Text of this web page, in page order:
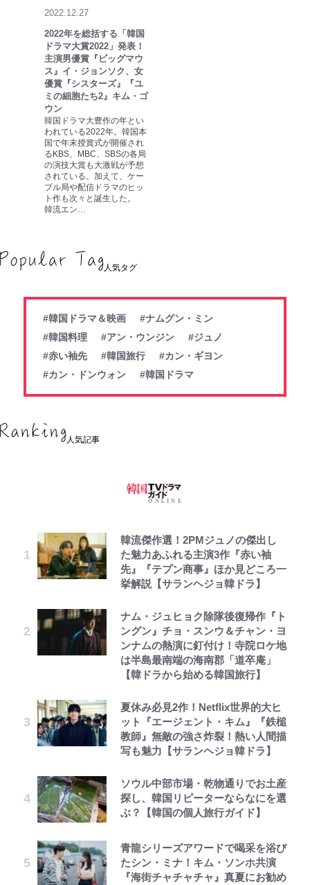
2022.12.27
2022年を総括する「韓国
ドラマ大賞2022」発表！
主演男優賞『ビッグマウ
ス』イ・ジョンソク、女
優賞『シスターズ』『ユ
ミの細胞たち2』キム・ゴ
ウン
韓国ドラマ大豊作の年とい
われている2022年。韓国本
国で年末授賞式が開催され
るKBS、MBC、SBSの各局
の演技大賞も大激戦が予想
されている。加えて、ケー
ブル局や配信ドラマのヒッ
ト作も次々と誕生した。
韓流エン…
人気タグ
#韓国ドラマ＆映画
#ナムグン・ミン
#韓国料理
#アン・ウンジン
#ジュノ
#赤い袖先
#韓国旅行
#カン・ギヨン
#カン・ドンウォン
#韓国ドラマ
人気記事
韓流傑作選！2PMジュノの傑出し
た魅力あふれる主演3作『赤い袖
先』『テプン商事』ほか見どころ一
挙解説【サランヘジョ韓ドラ】
ナム・ジュヒョク除隊後復帰作『ト
ングン』チョ・スンウ＆チャン・ヨ
ンナムの熱演に釘付け！寺院ロケ地
は半島最南端の海南郡「道卒庵」
【韓ドラから始める韓国旅行】
夏休み必見2作！Netflix世界的大ヒ
ット『エージェント・キム』『鉄槌
教師』無敵の強さ炸裂！熱い人間描
写も魅力【サランヘジョ韓ドラ】
ソウル中部市場・乾物通りでお土産
探し、韓国リピーターならなにを選
ぶ？【韓国の個人旅行ガイド】
青龍シリーズアワードで喝采を浴び
たシン・ミナ！キム・ソンホ共演
『海街チャチャチャ』真夏にお勧め